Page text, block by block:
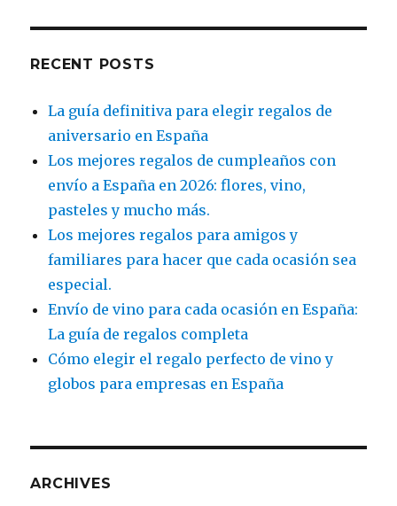
RECENT POSTS
La guía definitiva para elegir regalos de
aniversario en España
Los mejores regalos de cumpleaños con
envío a España en 2026: flores, vino,
pasteles y mucho más.
Los mejores regalos para amigos y
familiares para hacer que cada ocasión sea
especial.
Envío de vino para cada ocasión en España:
La guía de regalos completa
Cómo elegir el regalo perfecto de vino y
globos para empresas en España
ARCHIVES